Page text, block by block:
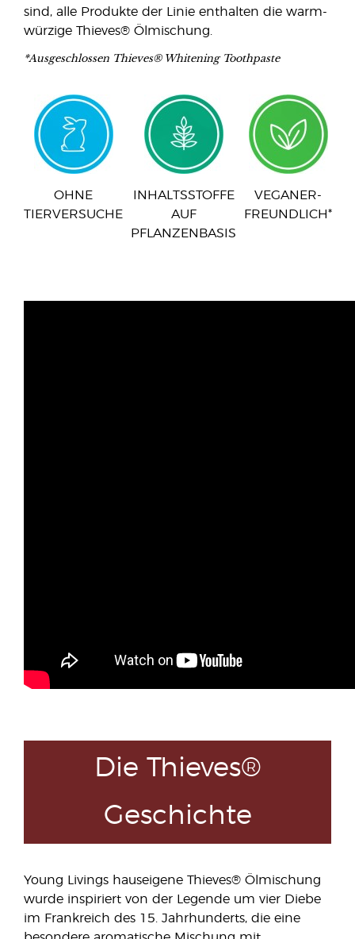
sind, alle Produkte der Linie enthalten die warm-
würzige Thieves® Ölmischung.
*Ausgeschlossen Thieves® Whitening Toothpaste
OHNE
TIERVERSUCHE
INHALTSSTOFFE
AUF
PFLANZENBASIS
VEGANER-
FREUNDLICH*
Die Thieves®
Geschichte
Young Livings hauseigene Thieves® Ölmischung
wurde inspiriert von der Legende um vier Diebe
im Frankreich des 15. Jahrhunderts, die eine